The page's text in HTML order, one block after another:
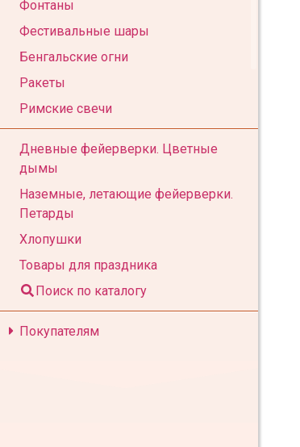
Фонтаны
Фестивальные шары
Бенгальские огни
Ракеты
Римские свечи
Дневные фейерверки. Цветные
дымы
Наземные, летающие фейерверки.
Петарды
Хлопушки
Товары для праздника
Поиск по каталогу
Покупателям